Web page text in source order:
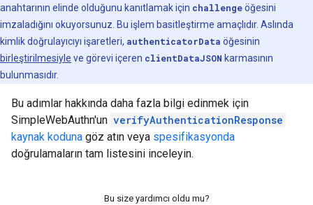
anahtarının elinde olduğunu kanıtlamak için challengeöğesini
imzaladığını okuyorsunuz. Bu işlem basitleştirme amaçlıdır. Aslında
kimlik doğrulayıcıyı işaretleri, authenticatorData öğesinin
birleştirilmesiyle ve görevi içeren clientDataJSON karmasının
bulunmasıdır.
Bu adımlar hakkında daha fazla bilgi edinmek için
SimpleWebAuthn'un verifyAuthenticationResponse
kaynak koduna göz atın veya spesifikasyonda
doğrulamaların tam listesini inceleyin.
Bu size yardımcı oldu mu?